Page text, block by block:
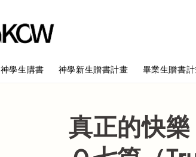
神學生購書 神學新生贈書計畫 畢業生贈書
真正的快